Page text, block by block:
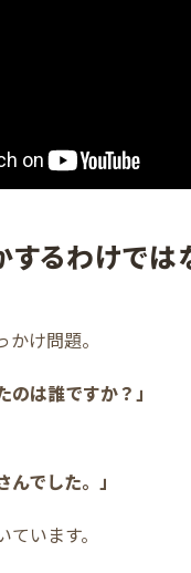
るわけでは
け問題。
のは誰ですか？」
んでした。」
います。